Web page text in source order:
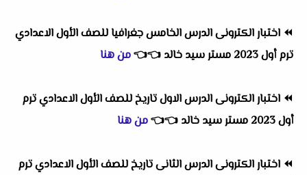
⏪ اختبار الكترونى الدرس الخامس جغرافيا للصف الأول الاعدادي
ترم أول 2023 مستر سيد خالد
👈
👈من هنا
⏪ اختبار الكترونى الدرس الاول تاريخ للصف الأول الاعدادي ترم
أول 2023 مستر سيد خالد
👈
👈من هنا
⏪ اختبار الكترونى الدرس الثانى تاريخ للصف الأول الاعدادي ترم